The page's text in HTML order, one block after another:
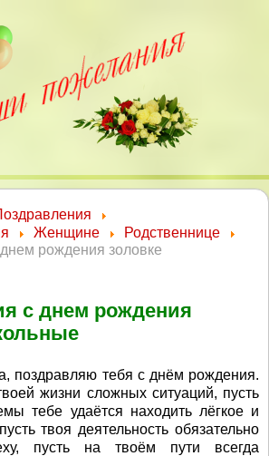
Женщине
Родственнице
рождения золовке
с днем рождения
поздравляю тебя с днём рождения.
жизни сложных ситуаций, пусть
тебе удаётся находить лёгкое и
твоя деятельность обязательно
пусть на твоём пути всегда